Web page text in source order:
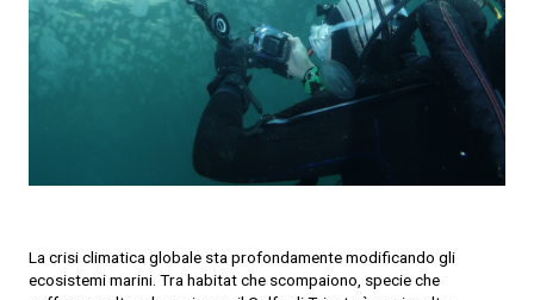
La crisi climatica globale sta profondamente modificando gli
ecosistemi marini. Tra habitat che scompaiono, specie che